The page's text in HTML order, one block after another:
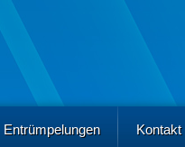
Entrümpelungen Kontakt